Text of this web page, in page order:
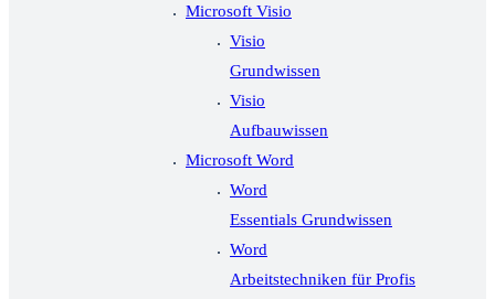
Microsoft Visio
Visio
Grundwissen
Visio
Aufbauwissen
Microsoft Word
Word
Essentials Grundwissen
Word
Arbeitstechniken für Profis